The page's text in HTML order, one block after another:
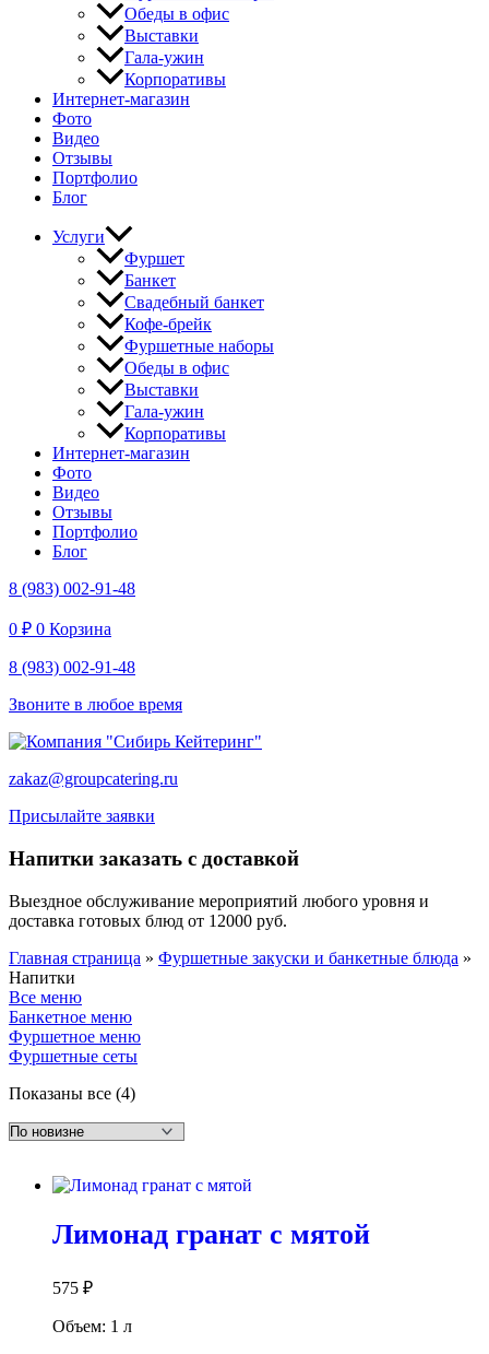
Обеды в офис
Выставки
Гала-ужин
Корпоративы
Интернет-магазин
Фото
Видео
Отзывы
Портфолио
Блог
Услуги
Фуршет
Банкет
Свадебный банкет
Кофе-брейк
Фуршетные наборы
Обеды в офис
Выставки
Гала-ужин
Корпоративы
Интернет-магазин
Фото
Видео
Отзывы
Портфолио
Блог
8 (983) 002-91-48
0 ₽ 0 Корзина
8 (983) 002-91-48
Звоните в любое время
zakaz@groupcatering.ru
Присылайте заявки
Напитки заказать с доставкой
Выездное обслуживание мероприятий любого уровня и
доставка готовых блюд от 12000 руб.
Главная страница » Фуршетные закуски и банкетные блюда »
Напитки
Все меню
Банкетное меню
Фуршетное меню
Фуршетные сеты
Показаны все (4)Сортировка:
недавние
Лимонад гранат с мятой
575 ₽
Объем: 1 л